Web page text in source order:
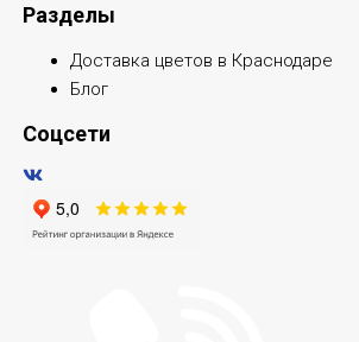
Разделы
Доставка цветов в Краснодаре
Блог
Соцсети